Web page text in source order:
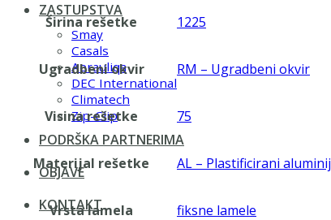
ZASTUPSTVA
Smay
Casals
Aerauliqa
DEC International
Climatech
Zip-Clip
PODRŠKA PARTNERIMA
OBJAVE
KONTAKT
Širina rešetke 1225
Ugradbeni okvir RM – Ugradbeni okvir
Visina rešetke 75
Materijal rešetke AL – Plastificirani aluminij
Vrsta lamela fiksne lamele